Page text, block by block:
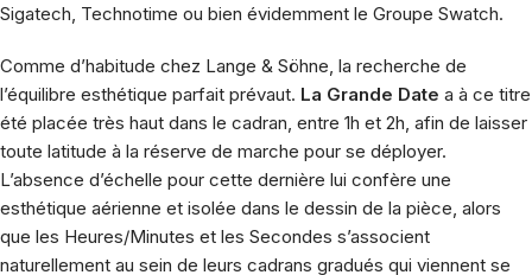
Sigatech, Technotime ou bien évidemment le Groupe Swatch.
Comme d’habitude chez Lange & Söhne , la recherche de
l’équilibre esthétique parfait prévaut. La Grande Date a à ce titre
été placée très haut dans le cadran, entre 1h et 2h, afin de laisser
toute latitude à la réserve de marche pour se déployer.
L’absence d’échelle pour cette dernière lui confère une
esthétique aérienne et isolée dans le dessin de la pièce, alors
que les Heures/Minutes et les Secondes s’associent
naturellement au sein de leurs cadrans gradués qui viennent se